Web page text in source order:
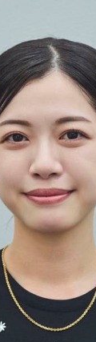
NEXT AGE